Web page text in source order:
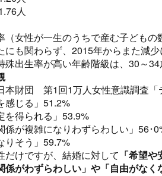
人
（女性が一生のうちで産む子ども
にも関わらず、2015年からまた減
殊出生率が高い年齢階級は、30～34
本財団 第1回1万人女性意識調査
感じる」51.2%
を得られる」53.9%
係が複雑になりわずらわしい」56･
りそう」59.7%
だけですが、結婚に対して 「希望
係がわずらわしい」や「自由がなく